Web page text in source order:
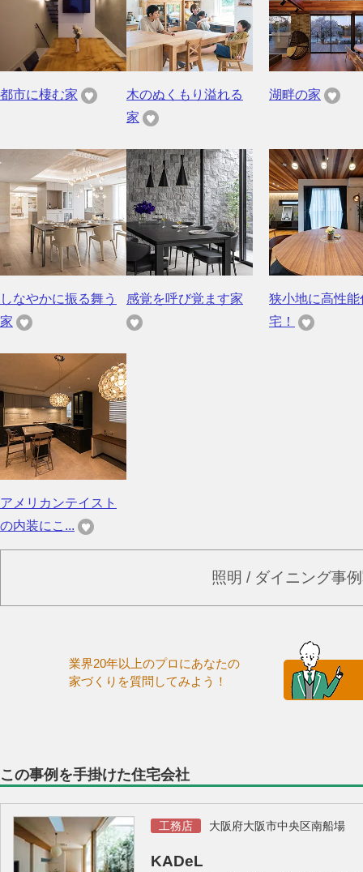
都市に棲む家
木のぬくもり溢れる
家
湖畔の家
しなやかに振る舞う
家
感覚を呼び覚ます家
狭小地に高性能
宅！
アメリカンテイスト
の内装にこ...
照明 / ダイニング事
業界20年以上のプロにあなたの
家づくりを質問してみよう！
この事例を手掛けた住宅会社
工務店 大阪府大阪市中央区南船場
KADeL